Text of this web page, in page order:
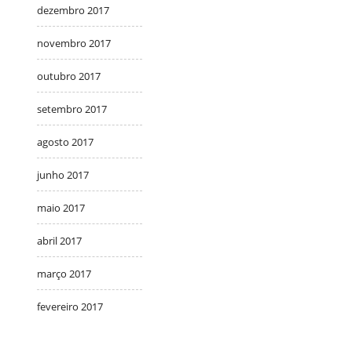
dezembro 2017
novembro 2017
outubro 2017
setembro 2017
agosto 2017
junho 2017
maio 2017
abril 2017
março 2017
fevereiro 2017